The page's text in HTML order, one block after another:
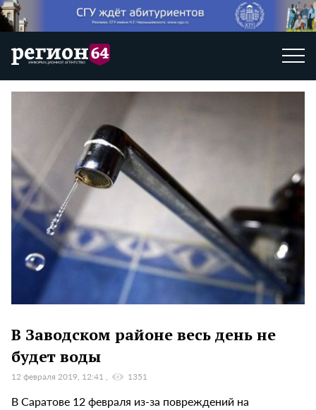
В Заводском районе весь день не
будет воды
12 февраля 2019, 12:41 1351
В Саратове 12 февраля из-за повреждений на